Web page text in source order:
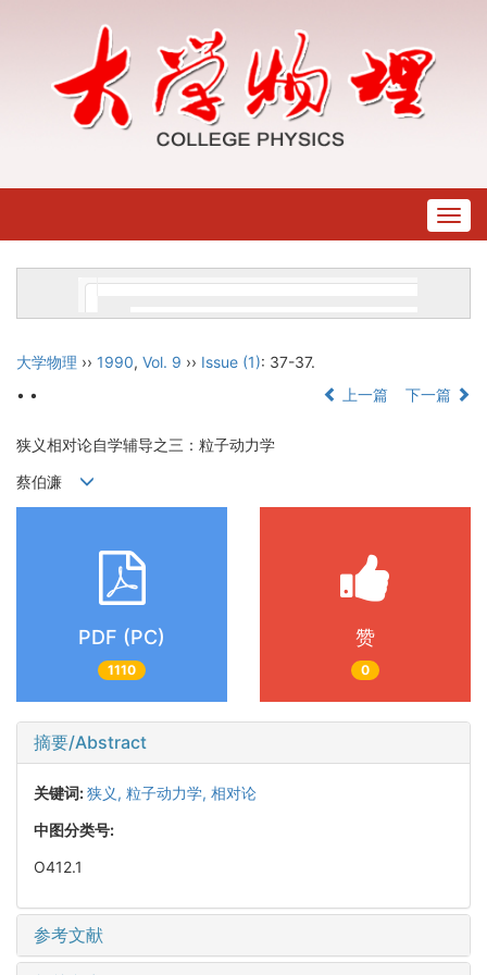
大学物理 ›› 1990, Vol. 9 ›› Issue (1): 37-37.
• •
上一篇 下一篇
狭义相对论自学辅导之三：粒子动力学
蔡伯濂
PDF (PC)
1110
赞
0
摘要/Abstract
关键词:狭义, 粒子动力学, 相对论
中图分类号:
O412.1
参考文献